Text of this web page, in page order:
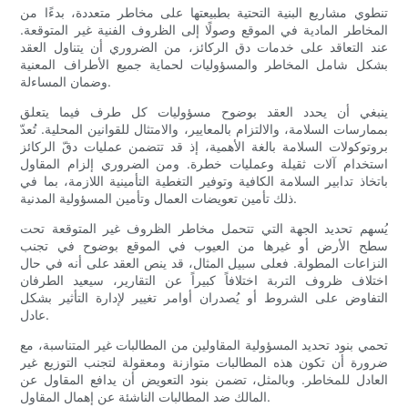
تنطوي مشاريع البنية التحتية بطبيعتها على مخاطر متعددة، بدءًا من
المخاطر المادية في الموقع وصولًا إلى الظروف الفنية غير المتوقعة.
عند التعاقد على خدمات دق الركائز، من الضروري أن يتناول العقد
بشكل شامل المخاطر والمسؤوليات لحماية جميع الأطراف المعنية
وضمان المساءلة.
ينبغي أن يحدد العقد بوضوح مسؤوليات كل طرف فيما يتعلق
بممارسات السلامة، والالتزام بالمعايير، والامتثال للقوانين المحلية. تُعدّ
بروتوكولات السلامة بالغة الأهمية، إذ قد تتضمن عمليات دقّ الركائز
استخدام آلات ثقيلة وعمليات خطرة. ومن الضروري إلزام المقاول
باتخاذ تدابير السلامة الكافية وتوفير التغطية التأمينية اللازمة، بما في
ذلك تأمين تعويضات العمال وتأمين المسؤولية المدنية.
يُسهم تحديد الجهة التي تتحمل مخاطر الظروف غير المتوقعة تحت
سطح الأرض أو غيرها من العيوب في الموقع بوضوح في تجنب
النزاعات المطولة. فعلى سبيل المثال، قد ينص العقد على أنه في حال
اختلاف ظروف التربة اختلافاً كبيراً عن التقارير، سيعيد الطرفان
التفاوض على الشروط أو يُصدران أوامر تغيير لإدارة التأثير بشكل
عادل.
تحمي بنود تحديد المسؤولية المقاولين من المطالبات غير المتناسبة، مع
ضرورة أن تكون هذه المطالبات متوازنة ومعقولة لتجنب التوزيع غير
العادل للمخاطر. وبالمثل، تضمن بنود التعويض أن يدافع المقاول عن
المالك ضد المطالبات الناشئة عن إهمال المقاول.